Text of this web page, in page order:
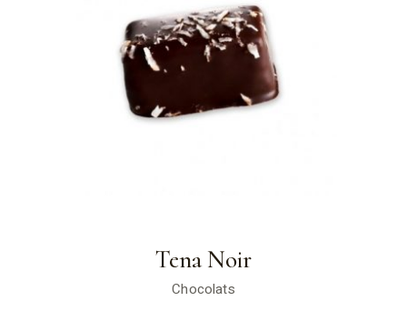
Tena Noir
Chocolats